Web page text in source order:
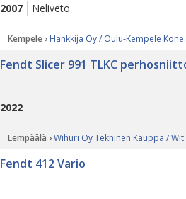
2007 Neliveto
Kempele › Hankkija Oy / Oulu-Kempele Konekeskus / Mikko Ylitalo
Fendt Slicer 991 TLKC
2022
Lempäälä ›Wihuri Oy Tekninen Kauppa / Witraktor
Fendt 412 Vario